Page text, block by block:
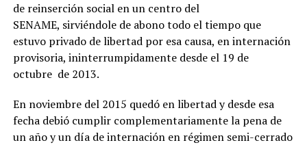
de reinserción social en un centro del
SENAME, sirviéndole de abono todo el tiempo que
estuvo privado de libertad por esa causa, en internación
provisoria, ininterrumpidamente desde el 19 de
octubre de 2013.
En noviembre del 2015 quedó en libertad y desde esa
fecha debió cumplir complementariamente la pena de
un año y un día de internación en régimen semi-cerrado